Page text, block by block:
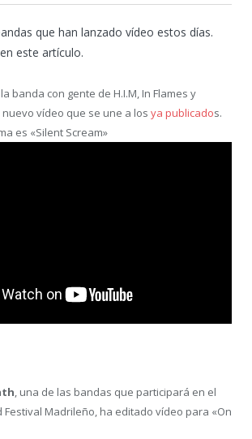
que han lanzado vídeo estos días.
este artículo.
banda con gente de H.I.M, In Flames y
vídeo que se une a los ya publicados.
es «Silent Scream»
, una de las bandas que participará en el
Festival Madrileño, ha editado vídeo para «On